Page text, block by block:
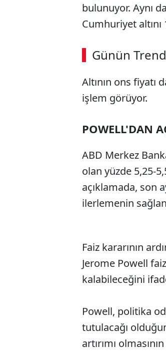
bulunuyor. Aynı
Cumhuriyet altını
Günün
00:03 / 08:15
Altının ons fiyatı
işlem görüyor.
POWELL'DAN
ABD Merkez
olan yüzde 5,25-
açıklamada, son
ilerlemenin
Faiz kararının
Jerome Powell
kalabileceğini
Powell, politika
tutulacağı
artırımı